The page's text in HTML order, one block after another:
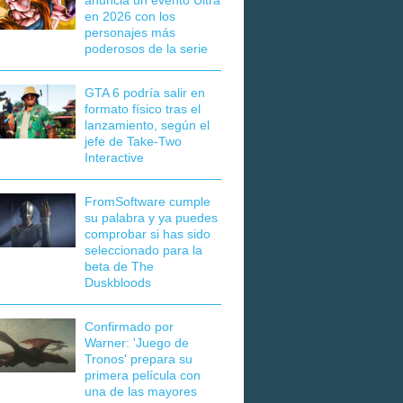
en 2026 con los
personajes más
poderosos de la serie
GTA 6 podría salir en
formato físico tras el
lanzamiento, según el
jefe de Take-Two
Interactive
FromSoftware cumple
su palabra y ya puedes
comprobar si has sido
seleccionado para la
beta de The
Duskbloods
Confirmado por
Warner: 'Juego de
Tronos' prepara su
primera película con
una de las mayores